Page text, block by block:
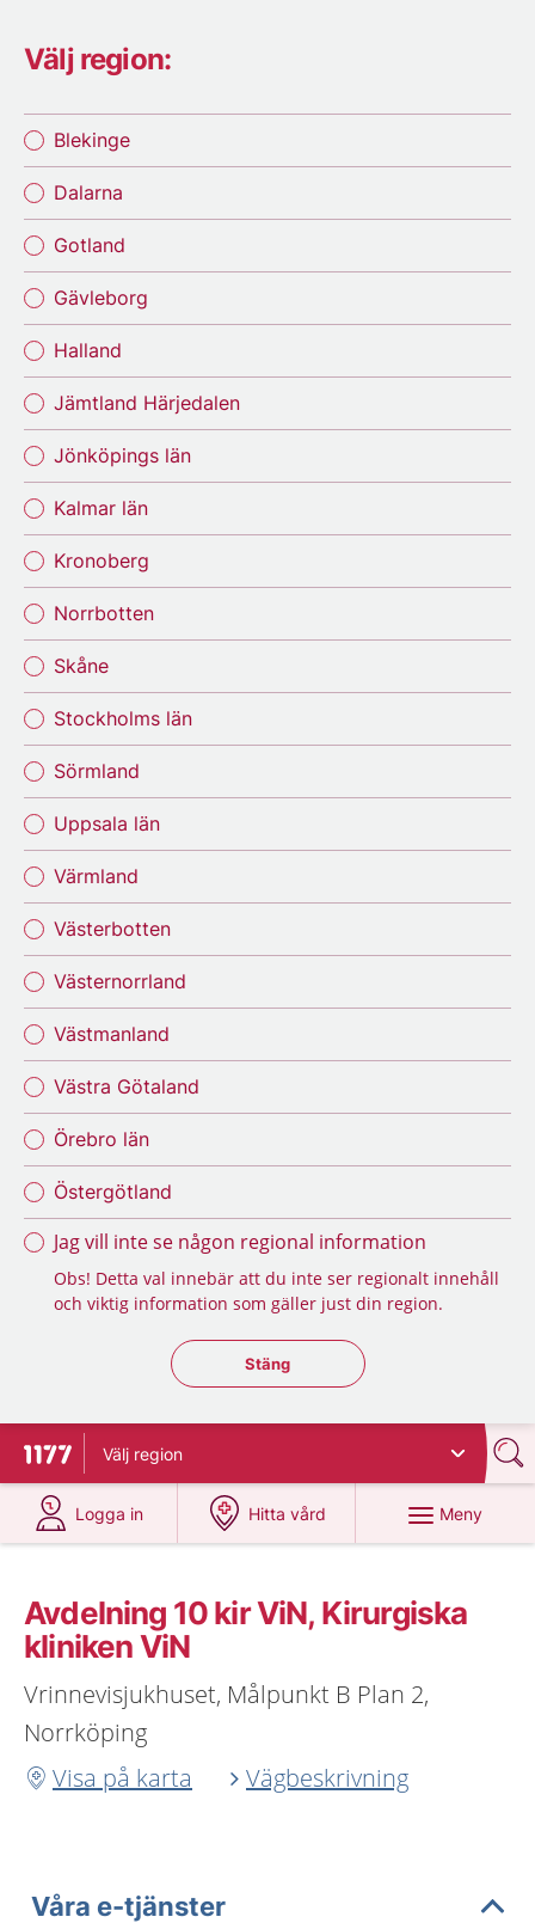
Välj region:
Blekinge
Dalarna
Gotland
Gävleborg
Halland
Jämtland Härjedalen
Jönköpings län
Kalmar län
Kronoberg
Norrbotten
Skåne
Stockholms län
Sörmland
Uppsala län
Värmland
Västerbotten
Västernorrland
Västmanland
Västra Götaland
Örebro län
Östergötland
Jag vill inte se någon regional information
Obs! Detta val innebär att du inte ser regionalt innehåll
och viktig information som gäller just din region.
Stäng regionsväljaren
Stäng
Till startsidan för 1177
Välj region
Logga in
på 1177.se
Hitta vård
på 1177.se
Meny
Avdelning 10 kir ViN, Kirurgiska
kliniken ViN
Vrinnevisjukhuset, Målpunkt B Plan 2,
Norrköping
Visa på karta
Vägbeskrivning
Våra e-tjänster